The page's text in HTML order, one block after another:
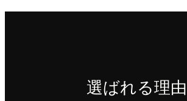
選ばれる理由